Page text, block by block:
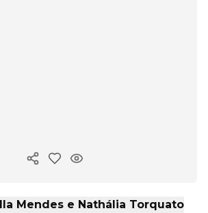
Copiar enlace
Mendes e Nathália Torquato